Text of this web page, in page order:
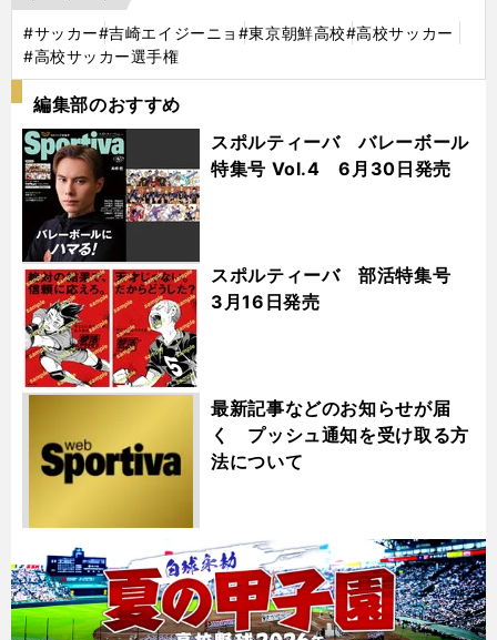
#サッカー#吉崎エイジーニョ #東京朝鮮高校#高校サッカー
#高校サッカー選手権
編集部のおすすめ
スポルティーバ バレーボール
特集号 Vol.4 6月30日発売
スポルティーバ 部活特集号
3月16日発売
最新記事などのお知らせが届
く プッシュ通知を受け取る方
法について